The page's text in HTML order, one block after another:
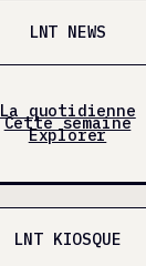
LNT NEWS
La quotidienne
Cette semaine
Explorer
LNT KIOSQUE